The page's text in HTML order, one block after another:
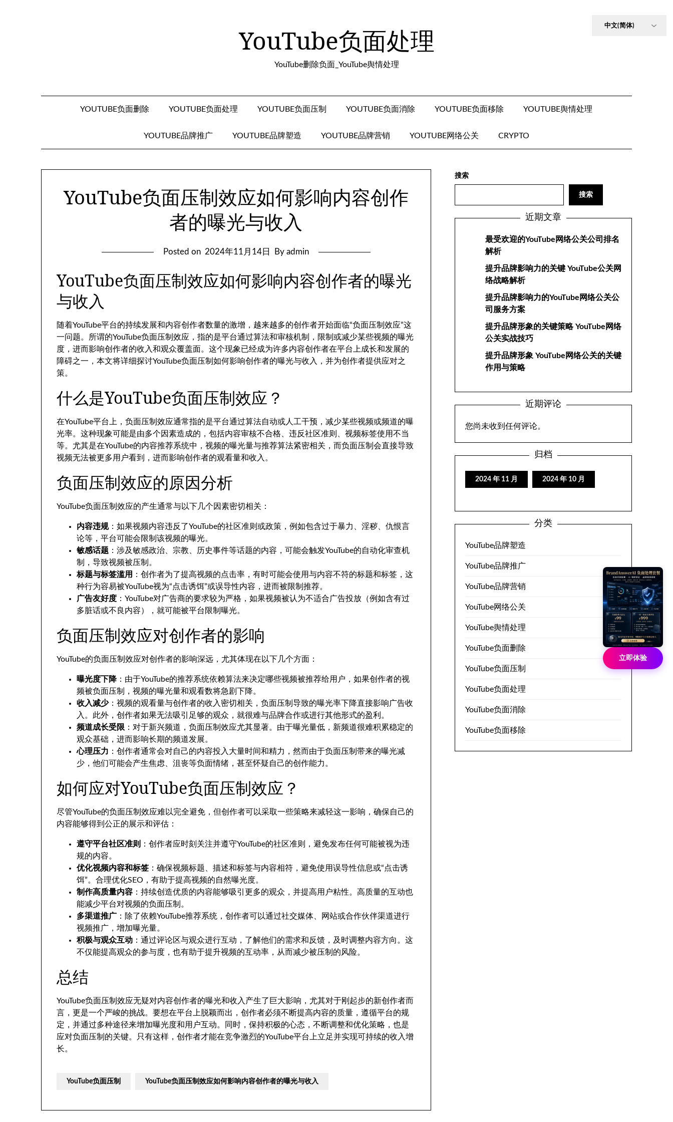
YouTube负面处理
YouTube删除负面_YouTube舆情处理
YOUTUBE负面删除 YOUTUBE负面处理 YOUTUBE负面压制 YOUTUBE负面消除 YOUTUBE负面移除 YOUTUBE舆情处理
YOUTUBE品牌推广 YOUTUBE品牌塑造 YOUTUBE品牌营销 YOUTUBE网络公关 CRYPTO
YouTube负面压制效应如何影响内容创作
者的曝光与收入
Posted on 2024年11月14日 By admin
YouTube负面压制效应如何影响内容创作者的曝光
与收入
随着YouTube平台的持续发展和内容创作者数量的激增，越来越多的创作者开始面临“负面压制效应”这
一问题。所谓的YouTube负面压制效应，指的是平台通过算法和审核机制，限制或减少某些视频的曝光
度，进而影响创作者的收入和观众覆盖面。这个现象已经成为许多内容创作者在平台上成长和发展的
障碍之一，本文将详细探讨YouTube负面压制如何影响创作者的曝光与收入，并为创作者提供应对之
策。
什么是YouTube负面压制效应？
在YouTube平台上，负面压制效应通常指的是平台通过算法自动或人工干预，减少某些视频或频道的曝
光率。这种现象可能是由多个因素造成的，包括内容审核不合格、违反社区准则、视频标签使用不当
等。尤其是在YouTube的内容推荐系统中，视频的曝光量与推荐算法紧密相关，而负面压制会直接导致
视频无法被更多用户看到，进而影响创作者的观看量和收入。
负面压制效应的原因分析
YouTube负面压制效应的产生通常与以下几个因素密切相关：
内容违规：如果视频内容违反了YouTube的社区准则或政策，例如包含过于暴力、淫秽、仇恨言
论等，平台可能会限制该视频的曝光。
敏感话题 ：涉及敏感政治、宗教、历史事件等话题的内容，可能会触发YouTube的自动化审查机
制，导致视频被压制。
标题与标签滥用
：创作者为了提高视频的点击率，有时可能会使用与内容不符的标题和标签，这
种行为容易被YouTube视为“点击诱饵”或误导性内容，进而被限制推荐。
广告友好度 ：YouTube对广告商的要求较为严格，如果视频被认为不适合广告投放（例如含有过
多脏话或不良内容），就可能被平台限制曝光。
负面压制效应对创作者的影响
YouTube的负面压制效应对创作者的影响深远，尤其体现在以下几个方面：
曝光度下降：由于YouTube的推荐系统依赖算法来决定哪些视频被推荐给用户，如果创作者的视
频被负面压制，视频的曝光量和观看数将急剧下降。
收入减少：视频的观看量与创作者的收入密切相关，负面压制导致的曝光率下降直接影响广告收
入。此外，创作者如果无法吸引足够的观众，就很难与品牌合作或进行其他形式的盈利。
频道成长受限 ：对于新兴频道，负面压制效应尤其显著。由于曝光量低，新频道很难积累稳定的
观众基础，进而影响长期的频道发展。
心理压力 ：创作者通常会对自己的内容投入大量时间和精力，然而由于负面压制带来的曝光减
少，他们可能会产生焦虑、沮丧等负面情绪，甚至怀疑自己的创作能力。
如何应对YouTube负面压制效应？
尽管YouTube的负面压制效应难以完全避免，但创作者可以采取一些策略来减轻这一影响，确保自己的
内容能够得到公正的展示和评估：
遵守平台社区准则
：创作者应时刻关注并遵守YouTube的社区准则，避免发布任何可能被视为违
规的内容。
优化视频内容和标签 ：确保视频标题、描述和标签与内容相符，避免使用误导性信息或“点击诱
饵”。合理优化SEO，有助于提高视频的自然曝光度。
制作高质量内容 ：持续创造优质的内容能够吸引更多的观众，并提高用户粘性。高质量的互动也
能减少平台对视频的负面压制。
多渠道推广 ：除了依赖YouTube推荐系统，创作者可以通过社交媒体、网站或合作伙伴渠道进行
视频推广，增加曝光量。
积极与观众互动 ：通过评论区与观众进行互动，了解他们的需求和反馈，及时调整内容方向。这
不仅能提高观众的参与度，也有助于提升视频的互动率，从而减少被压制的风险。
总结
YouTube负面压制效应无疑对内容创作者的曝光和收入产生了巨大影响，尤其对于刚起步的新创作者而
言，更是一个严峻的挑战。要想在平台上脱颖而出，创作者必须不断提高内容的质量，遵循平台的规
定，并通过多种途径来增加曝光度和用户互动。同时，保持积极的心态，不断调整和优化策略，也是
应对负面压制的关键。只有这样，创作者才能在竞争激烈的YouTube平台上立足并实现可持续的收入增
长。
YouTube负面压制 YouTube负面压制效应如何影响内容创作者的曝光与收入
搜索
搜索
近期文章
最受欢迎的YouTube网络公关公司排名
解析
提升品牌影响力的关键 YouTube公关网
络战略解析
提升品牌影响力的YouTube网络公关公
司服务方案
提升品牌形象的关键策略 YouTube网络
公关实战技巧
提升品牌形象 YouTube网络公关的关键
作用与策略
近期评论
您尚未收到任何评论。
归档
2024 年 11 月 2024 年 10 月
分类
YouTube品牌塑造
YouTube品牌推广
YouTube品牌营销
YouTube网络公关
YouTube舆情处理
YouTube负面删除
YouTube负面压制
YouTube负面处理
YouTube负面消除
YouTube负面移除
立即体验